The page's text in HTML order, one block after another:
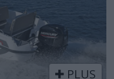
PLUS